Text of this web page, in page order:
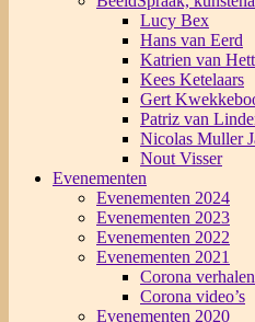
Lucy Bex
Hans van Eerd
Katrien van
Kees Ketelaars
Gert
Patriz van
Nicolas Muller
Nout Visser
Evenementen
Evenementen 2024
Evenementen 2023
Evenementen 2022
Evenementen 2021
Corona
Corona video’s
Evenementen 2020